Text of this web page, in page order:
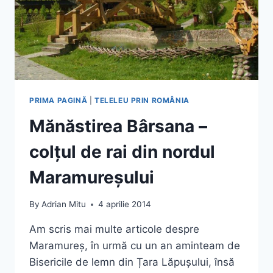
PRIMA PAGINĂ TELELEU PRIN ROMÂNIA
Mănăstirea Bârsana –
colțul de rai din nordul
Maramureșului
By Adrian Mitu 4 aprilie 2014
Am scris mai multe articole despre
Maramureș, în urmă cu un an aminteam de
Bisericile de lemn din Țara Lăpușului, însă